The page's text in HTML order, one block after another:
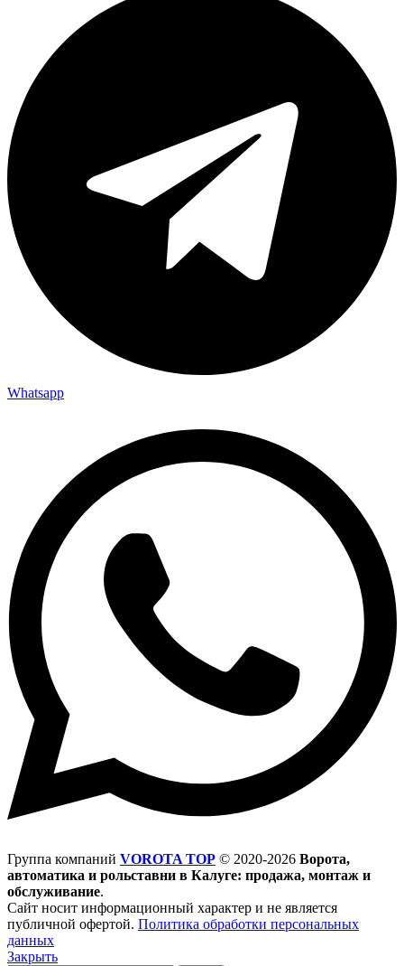
Whatsapp
Группа компаний VOROTA TOP © 2020-2026 Ворота,
автоматика и рольставни в Калуге: продажа, монтаж и
обслуживание.
Сайт носит информационный характер и не является
публичной офертой. Политика обработки персональных
данных
Закрыть